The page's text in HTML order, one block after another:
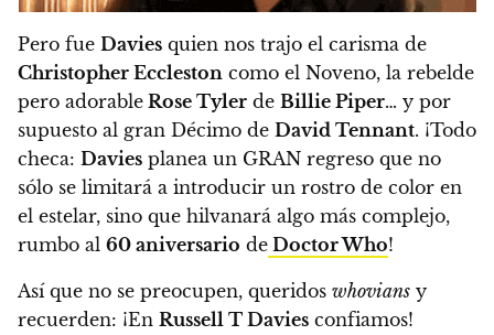
Pero fue Davies quien nos trajo el carisma de
Christopher Eccleston como el Noveno, la rebelde
pero adorable Rose Tyler de Billie Piper… y por
supuesto al gran Décimo de David Tennant. ¡Todo
checa: Davies planea un GRAN regreso que no
sólo se limitará a introducir un rostro de color en
el estelar, sino que hilvanará algo más complejo,
rumbo al 60 aniversario de Doctor Who!
Así que no se preocupen, queridos whovians y
recuerden: ¡En Russell T Davies confiamos!